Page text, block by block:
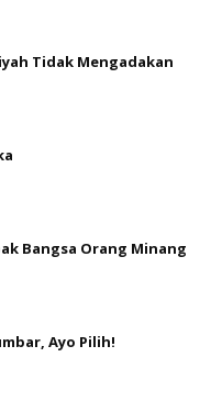
Tidak Mengadakan
Bangsa Orang Minang
Ayo Pilih!